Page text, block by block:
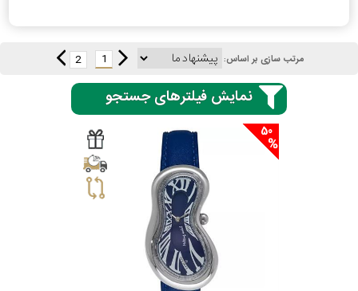
مرتب سازی بر اساس: 1
2
نمایش فیلترهای جستجو